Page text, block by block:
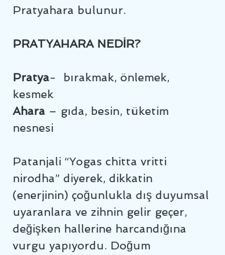
Pratyahara bulunur.
PRATYAHARA NEDİR?
Pratya-  bırakmak, önlemek,
kesmek
Ahara – gıda, besin, tüketim
nesnesi
Patanjali “Yogas chitta vritti
nirodha” diyerek, dikkatin
(enerjinin) çoğunlukla dış duyumsal
uyaranlara ve zihnin gelir geçer,
değişken hallerine harcandığına
vurgu yapıyordu. Doğum